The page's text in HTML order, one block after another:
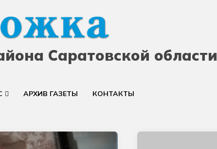
Саратовской области
АРХИВ ГАЗЕТЫ КОНТАКТЫ